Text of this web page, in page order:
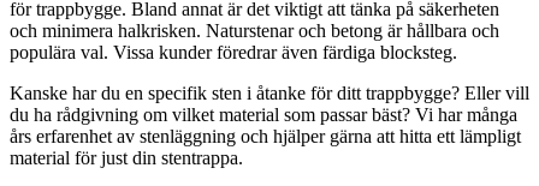
för trappbygge. Bland annat är det viktigt att tänka på säkerheten
och minimera halkrisken. Naturstenar och betong är hållbara och
populära val. Vissa kunder föredrar även färdiga blocksteg.
Kanske har du en specifik sten i åtanke för ditt trappbygge? Eller vill
du ha rådgivning om vilket material som passar bäst? Vi har många
års erfarenhet av stenläggning och hjälper gärna att hitta ett lämpligt
material för just din stentrappa.